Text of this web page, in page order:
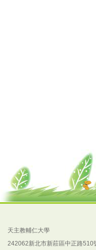
天主教輔仁大學
242062新北市新莊區中正路510